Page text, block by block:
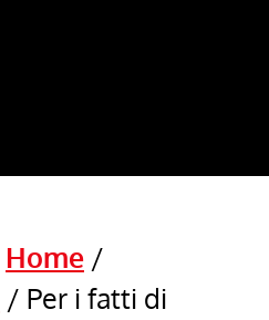
Home /
/ Per i fatti di